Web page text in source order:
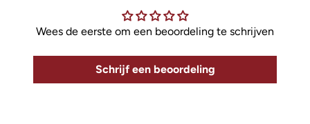
Wees de eerste om een beoordeling te schrijven
Schrijf een beoordeling